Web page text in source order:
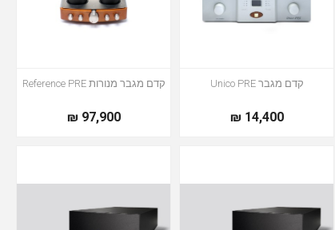
קדם מגבר Unico PRE
14,400 ₪
קדם מגבר מנורות Reference PRE
97,900 ₪